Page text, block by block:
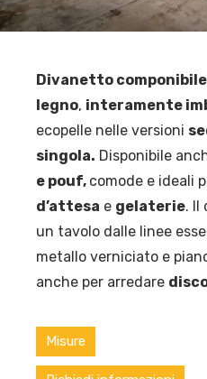
Divanetto
legno, interamente
ecopelle nelle versioni
singola. Disponibile
e pouf, comode e ideali
d’attesa e gelaterie. Il
un tavolo dalle linee
metallo verniciato e
anche per arredare
Misure